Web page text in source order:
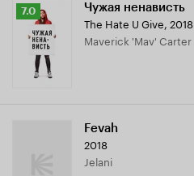
Рейтинг
Кинопоиска
7.0
7.0 Чужая ненависть
The Hate U Give, 2018
Maverick 'Mav' Carter
Fevah
2018
Jelani